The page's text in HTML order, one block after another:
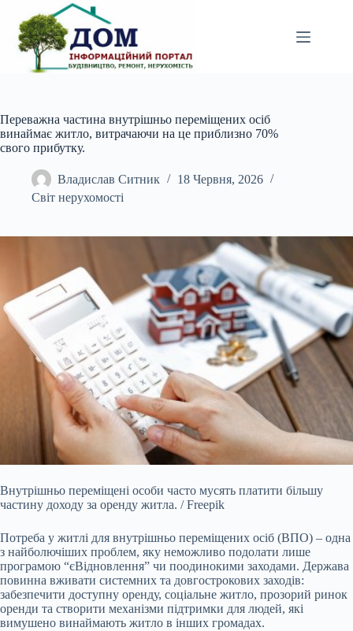
вмісту
Переважна частина внутрішньо переміщених осіб
винаймає житло, витрачаючи на це приблизно 70%
свого прибутку.
Владислав Ситник
18 Червня, 2026
Світ нерухомості
Внутрішньо переміщені особи часто мусять платити більшу
частину доходу за оренду житла. / Freepik
Потреба у житлі для внутрішньо переміщених осіб (ВПО) – одна
з найболючіших проблем, яку неможливо подолати лише
програмою “єВідновлення” чи поодинокими заходами. Держава
повинна вживати системних та довгострокових заходів:
забезпечити доступну оренду, соціальне житло, прозорий ринок
оренди та створити механізми підтримки для людей, які
вимушено винаймають житло в інших громадах.